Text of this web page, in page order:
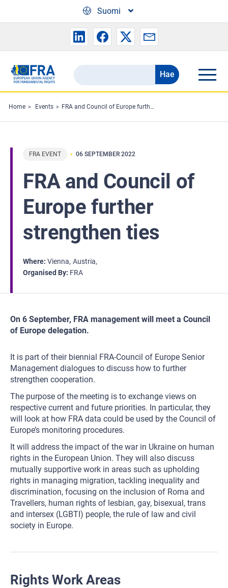
Suomi
Search
the
FRA
website
Hae
Home Events FRA and Council of Europe further strengthen ties
FRA EVENT 06 SEPTEMBER 2022
FRA and Council of
Europe further
strengthen ties
Where Vienna Austria
Organised By FRA
On 6 September, FRA management will meet a Council
of Europe delegation.
It is part of their biennial FRA-Council of Europe Senior
Management dialogues to discuss how to further
strengthen cooperation.
The purpose of the meeting is to exchange views on
respective current and future priorities. In particular, they
will look at how FRA data could be used by the Council of
Europe’s monitoring procedures.
It will address the impact of the war in Ukraine on human
rights in the European Union. They will also discuss
mutually supportive work in areas such as upholding
rights in managing migration, tackling inequality and
discrimination, focusing on the inclusion of Roma and
Travellers, human rights of lesbian, gay, bisexual, trans
and intersex (LGBTI) people, the rule of law and civil
society in Europe.
Rights Work Areas